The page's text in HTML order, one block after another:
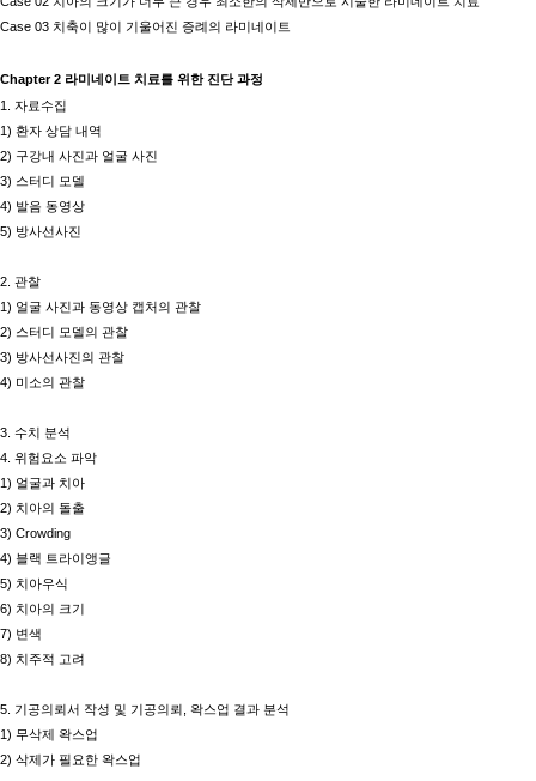
Case 03 치축이 많이 기울어진 증례의 라미네이트
Chapter 2 라미네이트 치료를 위한 진단 과정
1.
자료수집
1) 환자 상담 내역
2) 구강내 사진과 얼굴 사진
3) 스터디 모델
4) 발음 동영상
5) 방사선사진
2. 관찰
1) 얼굴 사진과 동영상 캡처의 관찰
2) 스터디 모델의 관찰
3) 방사선사진의 관찰
4) 미소의 관찰
3. 수치 분석
4. 위험요소 파악
1) 얼굴과 치아
2) 치아의 돌출
3) Crowding
4) 블랙 트라이앵글
5) 치아우식
6) 치아의 크기
7) 변색
8) 치주적 고려
5. 기공의뢰서 작성 및 기공의뢰
왁스업 결과 분석
1) 무삭제 왁스업
2) 삭제가 필요한 왁스업